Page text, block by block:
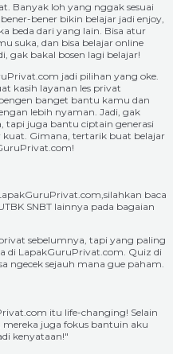
Banyak loh yang nggak sesuai
bener bikin belajar jadi enjoy,
beda dari yang lain. Bisa atur
suka, dan bisa belajar online
gak bakal bosen lagi belajar!
jadi pilihan yang oke.
kasih layanan les privat
banget bantu kamu dan
lebih nyaman. Jadi, gak
juga bantu ciptain generasi
Gimana, tertarik buat belajar
baca
SNBT lainnya pada bagaian
sebelumnya, tapi yang paling
di LapakGuruPrivat.com. Quiz di
ngecek sejauh mana gue paham.
itu life-changing! Selain
juga fokus bantuin aku
kenyataan!"